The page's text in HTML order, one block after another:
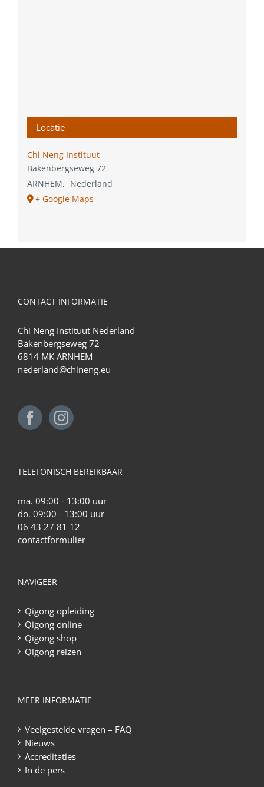
Locatie
Chi Neng Instituut
Bakenbergseweg 72
ARNHEM, Nederland
+ Google Maps
CONTACT INFORMATIE
Chi Neng Instituut Nederland
Bakenbergseweg 72
6814 MK ARNHEM
nederland@chineng.eu
TELEFONISCH BEREIKBAAR
ma. 09:00 - 13:00 uur
do. 09:00 - 13:00 uur
06 43 27 81 12
contactformulier
NAVIGEER
Qigong opleiding
Qigong online
Qigong shop
Qigong reizen
MEER INFORMATIE
Veelgestelde vragen – FAQ
Nieuws
Accreditaties
In de pers